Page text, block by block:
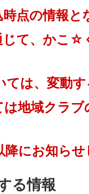
点の情報と
て、かこ☆
は、変動
地域クラブ
にお知らせ
る情報